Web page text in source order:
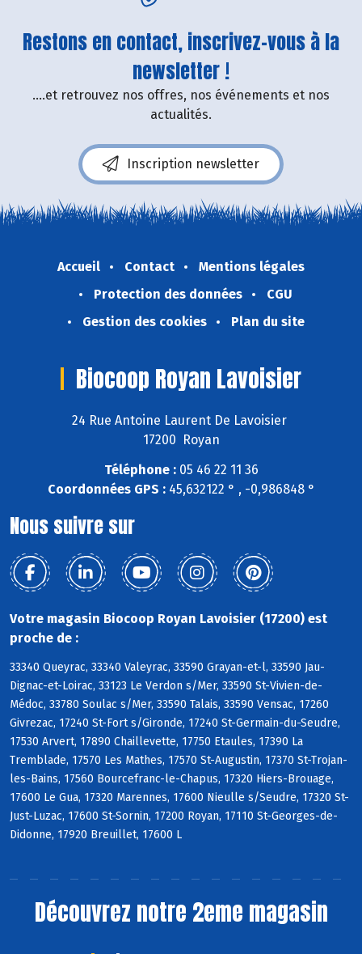
Restons en contact, inscrivez-vous à la
newsletter !
....et retrouvez nos offres, nos événements et nos
actualités.
Inscription newsletter
Accueil Contact
Mentions légales
Protection des données
CGU
Gestion des cookies
Plan du site
Biocoop Royan Lavoisier
24 Rue Antoine Laurent De Lavoisier
17200 Royan
Téléphone :05 46 22 11 36
Coordonnées GPS :45,632122 ° , -0,986848 °
Nous suivre sur
Votre magasin Biocoop Royan Lavoisier (17200) est
proche de :
33340 Queyrac, 33340 Valeyrac, 33590 Grayan-et-l, 33590 Jau-
Dignac-et-Loirac, 33123 Le Verdon s/Mer, 33590 St-Vivien-de-
Médoc, 33780 Soulac s/Mer, 33590 Talais, 33590 Vensac, 17260
Givrezac, 17240 St-Fort s/Gironde, 17240 St-Germain-du-Seudre,
17530 Arvert, 17890 Chaillevette, 17750 Etaules, 17390 La
Tremblade, 17570 Les Mathes, 17570 St-Augustin, 17370 St-Trojan-
les-Bains, 17560 Bourcefranc-le-Chapus, 17320 Hiers-Brouage,
17600 Le Gua, 17320 Marennes, 17600 Nieulle s/Seudre, 17320 St-
Just-Luzac, 17600 St-Sornin, 17200 Royan, 17110 St-Georges-de-
Didonne, 17920 Breuillet, 17600 L
Découvrez notre 2eme magasin